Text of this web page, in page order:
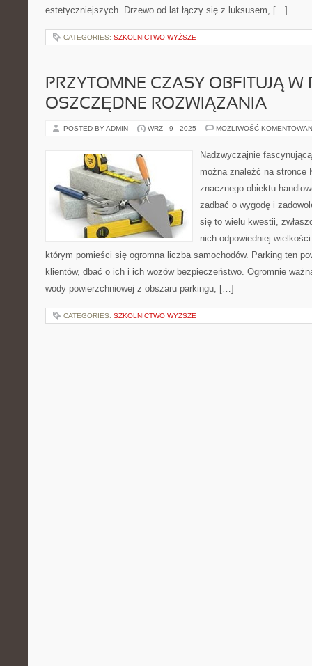
estetyczniejszych. Drzewo od lat łączy się z luksusem, […]
CATEGORIES: SZKOLNICTWO WYŻSZE
PRZYTOMNE CZASY OBFITUJĄ W
OSZCZĘDNE ROZWIĄZANIA
POSTED BY ADMIN WRZ - 9 - 2025 MOŻLIWOŚĆ
Nadzwyczajnie
można znaleźć na stronce
znacznego obiektu
zadbać o wygodę i
się to wielu kwestii,
nich odpowiedniej
którym pomieści się ogromna liczba samochodów. Parking ten
klientów, dbać o ich i ich wozów bezpieczeństwo. Ogromnie
wody powierzchniowej z obszaru parkingu, […]
CATEGORIES: SZKOLNICTWO WYŻSZE